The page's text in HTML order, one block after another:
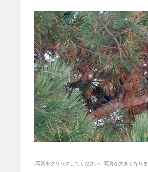
[写真をクリックしてください。写真が大きくなり